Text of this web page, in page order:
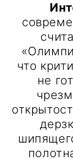
что
не